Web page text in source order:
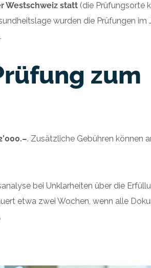
Westschweiz statt(die Prüfungsorte
wurden die Prüfungen im
zum
–. Zusätzliche Gebühren können
bei Unklarheiten über die
etwa zwei Wochen, wenn alle